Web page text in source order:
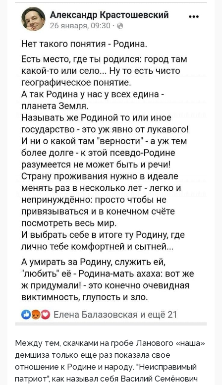
Между тем, скачками на гробе Ланового «наша»
демшиза только еще раз показала свое
отношение к Родине и народу. "Неисправимый
патриот", как называл себя Василий Семёнович